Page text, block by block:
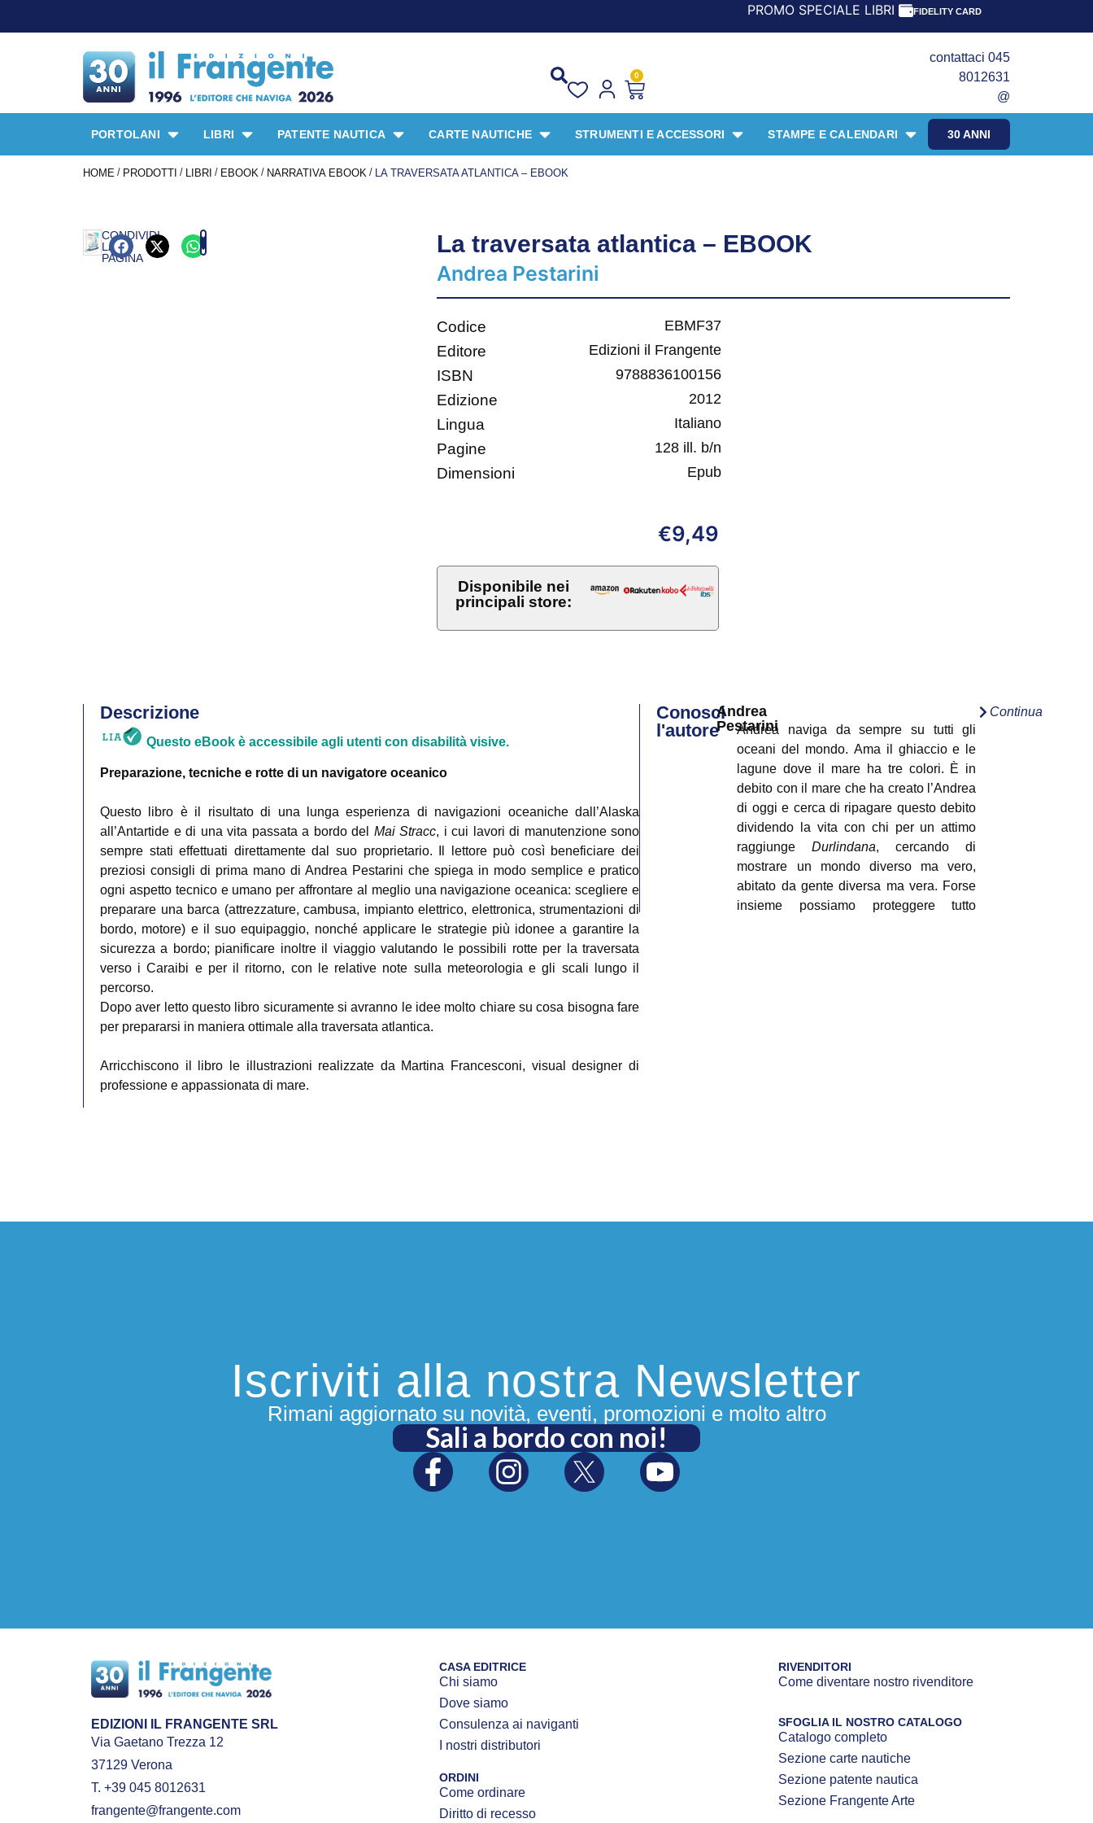
PROMO SPECIALE LIBRI PER I 30 ANNI DEL FRANGENTE! ***
FIDELITY CARD
0
contattaci 045
8012631
@
30 ANNI
PORTOLANI LIBRI PATENTE NAUTICA CARTE NAUTICHE STRUMENTI E ACCESSORI STAMPE E CALENDARI
HOME / PRODOTTI / LIBRI / EBOOK / NARRATIVA EBOOK / LA TRAVERSATA ATLANTICA – EBOOK
CONDIVIDI
LA
PAGINA
La traversata atlantica – EBOOK
Andrea Pestarini
Codice EBMF37
Editore Edizioni il Frangente
ISBN 9788836100156
Edizione 2012
Lingua Italiano
Pagine 128 ill. b/n
Dimensioni Epub
€9,49
Disponibile nei
principali store:
Descrizione
Questo eBook è accessibile agli utenti con disabilità visive.
Preparazione, tecniche e rotte di un navigatore oceanico
Questo libro è il risultato di una lunga esperienza di navigazioni oceaniche dall’Alaska
all’Antartide e di una vita passata a bordo del Mai Stracc, i cui lavori di manutenzione sono
sempre stati effettuati direttamente dal suo proprietario. Il lettore può così beneficiare dei
preziosi consigli di prima mano di Andrea Pestarini che spiega in modo semplice e pratico
ogni aspetto tecnico e umano per affrontare al meglio una navigazione oceanica: scegliere e
preparare una barca (attrezzature, cambusa, impianto elettrico, elettronica, strumentazioni di
bordo, motore) e il suo equipaggio, nonché applicare le strategie più idonee a garantire la
sicurezza a bordo; pianificare inoltre il viaggio valutando le possibili rotte per la traversata
verso i Caraibi e per il ritorno, con le relative note sulla meteorologia e gli scali lungo il
percorso.
Dopo aver letto questo libro sicuramente si avranno le idee molto chiare su cosa bisogna fare
per prepararsi in maniera ottimale alla traversata atlantica.
Arricchiscono il libro le illustrazioni realizzate da Martina Francesconi, visual designer di
professione e appassionata di mare.
Conosci
l'autore
Andrea
Pestarini
Andrea naviga da sempre su tutti gli
oceani del mondo. Ama il ghiaccio e le
lagune dove il mare ha tre colori. È in
debito con il mare che ha creato l’Andrea
di oggi e cerca di ripagare questo debito
dividendo la vita con chi per un attimo
raggiungeDurlindana, cercando di
mostrare un mondo diverso ma vero,
abitato da gente diversa ma vera. Forse
insieme possiamo proteggere tutto
Continua
Iscriviti alla nostra Newsletter
Rimani aggiornato su novità, eventi, promozioni e molto altro
Sali a bordo con noi!
EDIZIONI IL FRANGENTE SRL
Via Gaetano Trezza 12
37129 Verona
T. +39 045 8012631
frangente@frangente.com
CASA EDITRICE
Chi siamo
Dove siamo
Consulenza ai naviganti
I nostri distributori
ORDINI
Come ordinare
Diritto di recesso
RIVENDITORI
Come diventare nostro rivenditore
SFOGLIA IL NOSTRO CATALOGO
Catalogo completo
Sezione carte nautiche
Sezione patente nautica
Sezione Frangente Arte